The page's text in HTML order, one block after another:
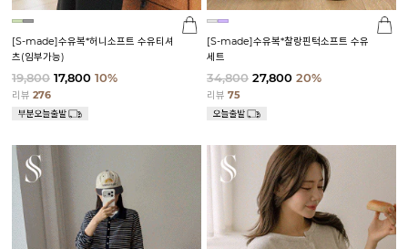
[S-made]수유복*허니소프트 수유티셔
츠(임부가능)
19,800 17,800 10%
리뷰 276
[S-made]수유복*찰랑핀턱소프트 수유
세트
34,800 27,800 20%
리뷰 75